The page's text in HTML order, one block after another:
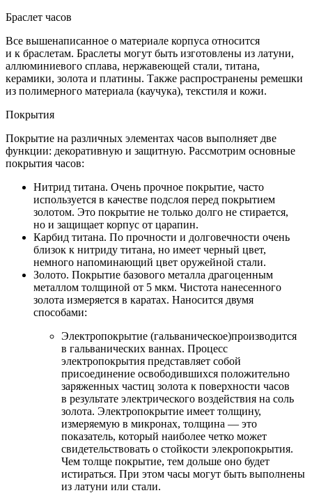
Браслет часов
Все вышенаписанное о материале корпуса относится
и к браслетам. Браслеты могут быть изготовлены из латуни,
аллюминиевого сплава, нержавеющей стали, титана,
керамики, золота и платины. Также распространены ремешки
из полимерного материала (каучука), текстиля и кожи.
Покрытия
Покрытие на различных элементах часов выполняет две
функции: декоративную и защитную. Рассмотрим основные
покрытия часов:
Нитрид титана. Очень прочное покрытие, часто
используется в качестве подслоя перед покрытием
золотом. Это покрытие не только долго не стирается,
но и защищает корпус от царапин.
Карбид титана. По прочности и долговечности очень
близок к нитриду титана, но имеет черный цвет,
немного напоминающий цвет оружейной стали.
Золото. Покрытие базового металла драгоценным
металлом толщиной от 5 мкм. Чистота нанесенного
золота измеряется в каратах. Наносится двумя
способами:
Электропокрытие (гальваническое)производится
в гальванических ваннах. Процесс
электропокрытия представляет собой
присоединение освободившихся положительно
заряженных частиц золота к поверхности часов
в результате электрического воздействия на соль
золота. Электропокрытие имеет толщину,
измеряемую в микронах, толщина — это
показатель, который наиболее четко может
свидетельствовать о стойкости элекропокрытия.
Чем толще покрытие, тем дольше оно будет
истираться. При этом часы могут быть выполнены
из латуни или стали.